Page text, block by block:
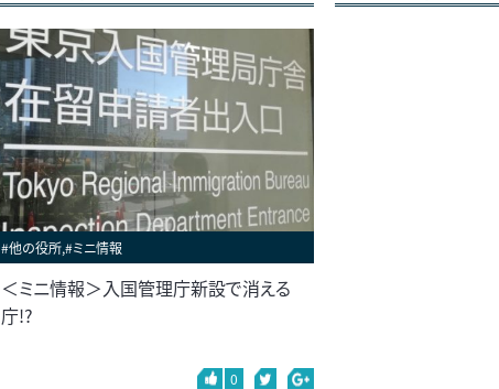
#他の役所,#ミニ情報
＜ミニ情報＞入国管理庁新設で消える
庁!?
0